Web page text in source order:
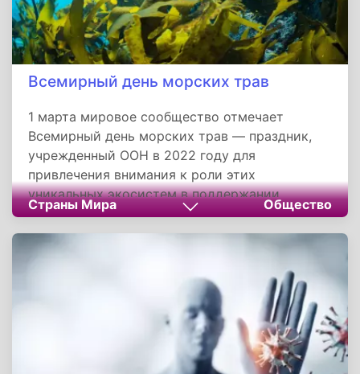
Всемирный день морских трав
1 марта мировое сообщество отмечает
Всемирный день морских трав — праздник,
учрежденный ООН в 2022 году для
привлечения внимания к роли этих
уникальных экосистем в поддержании
здоровья океанов. Несмотря на скромную
площадь (менее 0,1% дна океанов), морские
травы обеспечивают 18% глобального
поглощения углерода и служат домом для
Страны Мира Общество